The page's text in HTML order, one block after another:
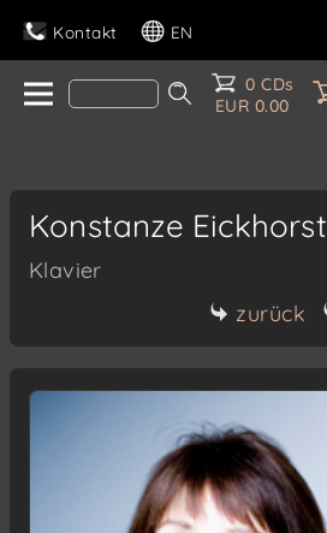
Kontakt EN
0 CDs
EUR 0.00
Konstanze Eickhorst
Klavier
zurück